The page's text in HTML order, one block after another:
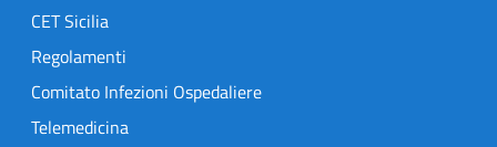
CET Sicilia
Regolamenti
Comitato Infezioni Ospedaliere
Telemedicina